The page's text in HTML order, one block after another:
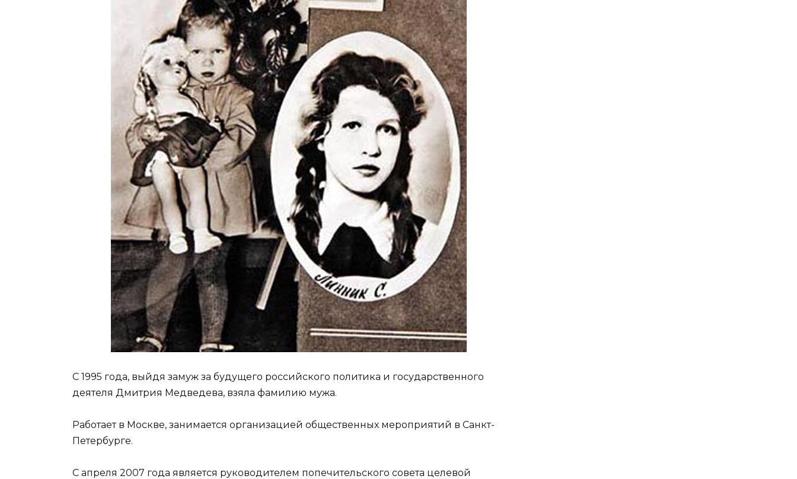
С 1995 года, выйдя замуж за будущего российского политика и государственного
деятеля Дмитрия Медведева, взяла фамилию мужа.
Работает в Москве, занимается организацией общественных мероприятий в Санкт-
Петербурге.
С апреля 2007 года является руководителем попечительского совета целевой